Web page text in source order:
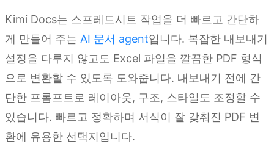
Kimi Docs는 스프레드시트 작업을 더 빠르고 간단하
게 만들어 주는 AI 문서 agent입니다. 복잡한 내보내기
설정을 다루지 않고도 Excel 파일을 깔끔한 PDF 형식
으로 변환할 수 있도록 도와줍니다. 내보내기 전에 간
단한 프롬프트로 레이아웃, 구조, 스타일도 조정할 수
있습니다. 빠르고 정확하며 서식이 잘 갖춰진 PDF 변
환에 유용한 선택지입니다.